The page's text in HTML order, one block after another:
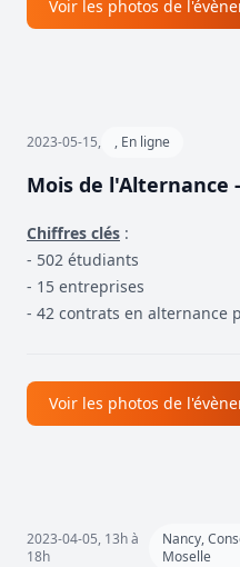
Voir les photos de
2023-05-15, , En ligne
Mois de l'Alternance
Chiffres clés :
- 502 étudiants
- 15 entreprises
- 42 contrats en alternance
Voir les photos de
2023-04-05, 13h à
18h
Nancy,
Moselle